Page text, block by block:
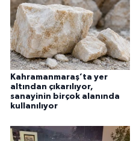
Kahramanmaraş’ta yer
altından çıkarılıyor,
sanayinin birçok alanında
kullanılıyor